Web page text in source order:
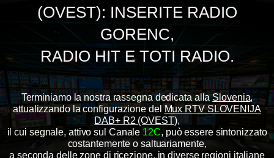
(OVEST): INSERITE RADIO
GORENC,
RADIO HIT E TOTI RADIO.
Terminiamo la nostra rassegna dedicata allaSlovenia,
attualizzando la configurazione delMux RTV SLOVENIJA
DAB+ R2 (OVEST),
il cui segnale, attivo sul Canale 12C, può essere sintonizzato
costantemente o saltuariamente,
a seconda delle zone di ricezione, in diverse regioni italiane